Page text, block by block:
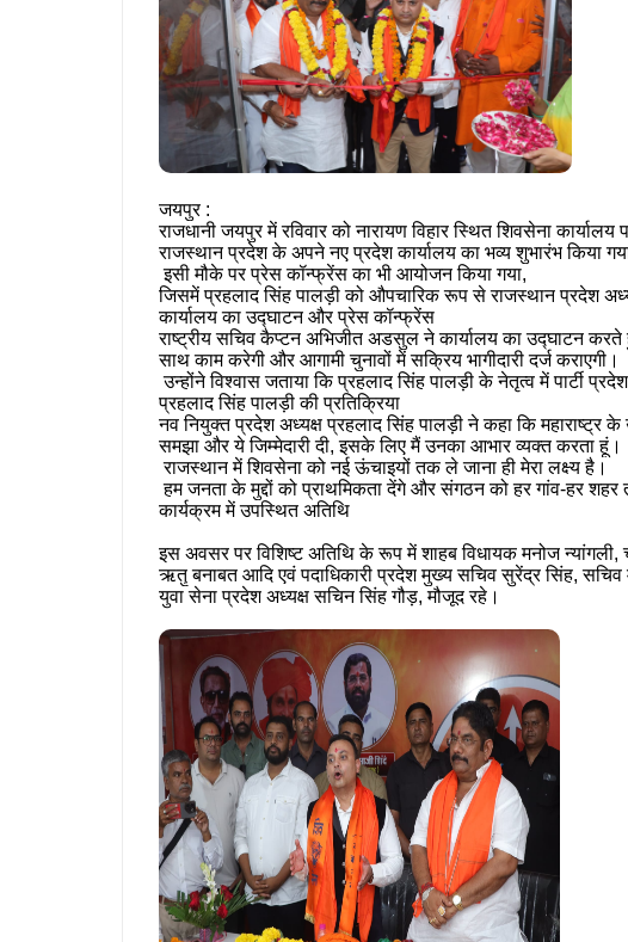
जयपुर :
राजधानी जयपुर में रविवार को नारायण विहार स्थित शिवसेना कार्यालय
राजस्थान प्रदेश के अपने नए प्रदेश कार्यालय का भव्य शुभारंभ किया
इसी मौके पर प्रेस कॉन्फ्रेंस का भी आयोजन किया गया,
जिसमें प्रहलाद सिंह पालड़ी को औपचारिक रूप से राजस्थान प्रदेश
कार्यालय का उद्घाटन और प्रेस कॉन्फ्रेंस
राष्ट्रीय सचिव कैप्टन अभिजीत अडसुल ने कार्यालय का उद्घाटन करते
साथ काम करेगी और आगामी चुनावों में सक्रिय भागीदारी दर्ज कराएगी।
उन्होंने विश्वास जताया कि प्रहलाद सिंह पालड़ी के नेतृत्व में पार्टी प्रदेश
प्रहलाद सिंह पालड़ी की प्रतिक्रिया
नव नियुक्त प्रदेश अध्यक्ष प्रहलाद सिंह पालड़ी ने कहा कि महाराष्ट्र के
समझा और ये जिम्मेदारी दी,इसके लिए मैं उनका आभार व्यक्त करता हूं।
राजस्थान में शिवसेना को नई ऊंचाइयों तक ले जाना ही मेरा लक्ष्य है।
हम जनता के मुद्दों को प्राथमिकता देंगे और संगठन को हर गांव-हर शहर
कार्यक्रम में उपस्थित अतिथि
इस अवसर पर विशिष्ट अतिथि के रूप में शाहब विधायक मनोज न्यांगली,
ऋतु बनाबत आदि एवं पदाधिकारी प्रदेश मुख्य सचिव सुरेंद्र सिंह,सचिव
युवा सेना प्रदेश अध्यक्ष सचिन सिंह गौड़,मौजूद रहे।